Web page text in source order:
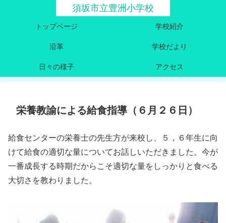
須坂市立豊洲小学校
トップページ 学校紹介
沿革 学校だより
日々の様子 アクセス
栄養教諭による給食指導（６月２６日）
給食センターの栄養士の先生方が来校し、５，６年生に向
けて給食の適切な量についてお話しいただきました。今が
一番成長する時期だからこそ適切な量をしっかりと食べる
大切さを教わりました。